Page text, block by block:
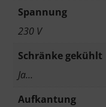
Spannung
230 V
Schränke gekühlt
Ja…
Aufkantung